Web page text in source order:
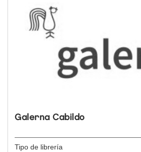
Galerna Cabildo
Tipo de librería